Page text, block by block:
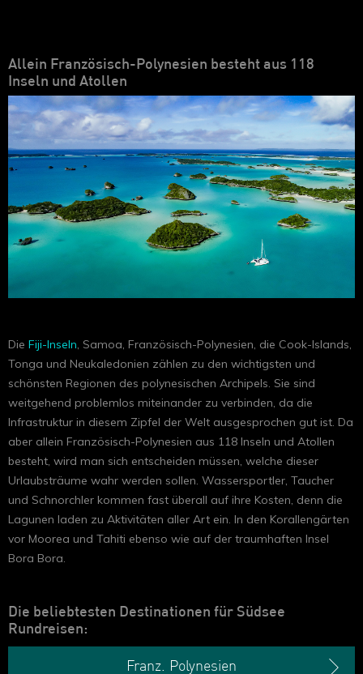
Allein Französisch-Polynesien besteht aus 118
Inseln und Atollen
Die Fiji-Inseln, Samoa, Französisch-Polynesien, die Cook-Islands,
Tonga und Neukaledonien zählen zu den wichtigsten und
schönsten Regionen des polynesischen Archipels. Sie sind
weitgehend problemlos miteinander zu verbinden, da die
Infrastruktur in diesem Zipfel der Welt ausgesprochen gut ist. Da
aber allein Französisch-Polynesien aus 118 Inseln und Atollen
besteht, wird man sich entscheiden müssen, welche dieser
Urlaubsträume wahr werden sollen. Wassersportler, Taucher
und Schnorchler kommen fast überall auf ihre Kosten, denn die
Lagunen laden zu Aktivitäten aller Art ein. In den Korallengärten
vor Moorea und Tahiti ebenso wie auf der traumhaften Insel
Bora Bora.
Die beliebtesten Destinationen für Südsee
Rundreisen:
Franz. Polynesien